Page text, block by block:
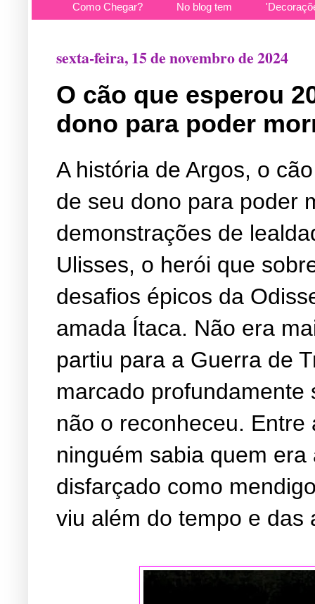
Como Chegar? No blog tem
sexta-feira, 15 de novembro de 2024
O cão que esperou
dono para poder
A história de Argos, o
de seu dono para poder
demonstrações de
Ulisses, o herói que
desafios épicos da
amada Ítaca. Não era
partiu para a Guerra de
marcado
não o reconheceu.
ninguém sabia quem
disfarçado como
viu além do tempo e das